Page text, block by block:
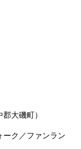
大磯町）
ーク／ファンラン